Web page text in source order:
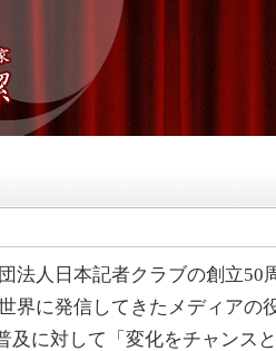
法人日本記者クラブの創立50
界に発信してきたメディアの
及に対して「変化をチャンス